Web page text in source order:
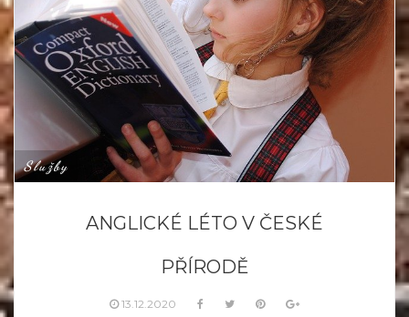
Služby
ANGLICKÉ LÉTO V ČESKÉ
PŘÍRODĚ
13.12.2020